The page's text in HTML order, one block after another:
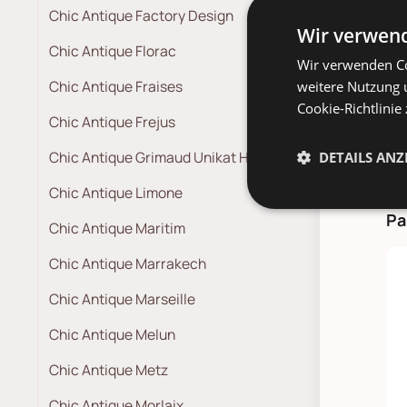
Chic Antique Factory Design
Chic Antique Florac
Chic Antique Fraises
Chic Antique Frejus
Chic Antique Grimaud Unikat Holz
Chic Antique Limone
Chic Antique Maritim
Chic Antique Marrakech
Chic Antique Marseille
Chic Antique Melun
Chic Antique Metz
*
*
Wir
Wir verwenden
weitere Nutzung
Cookie-Richtlinie
DETAILS